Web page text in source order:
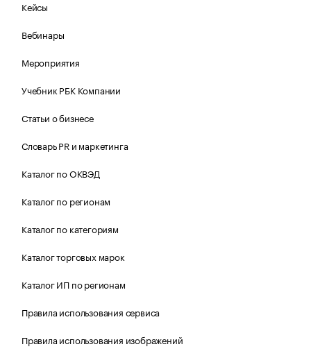
Кейсы
Вебинары
Мероприятия
Учебник РБК Компании
Статьи о бизнесе
Словарь PR и маркетинга
Каталог по ОКВЭД
Каталог по регионам
Каталог по категориям
Каталог торговых марок
Каталог ИП по регионам
Правила использования сервиса
Правила использования изображений